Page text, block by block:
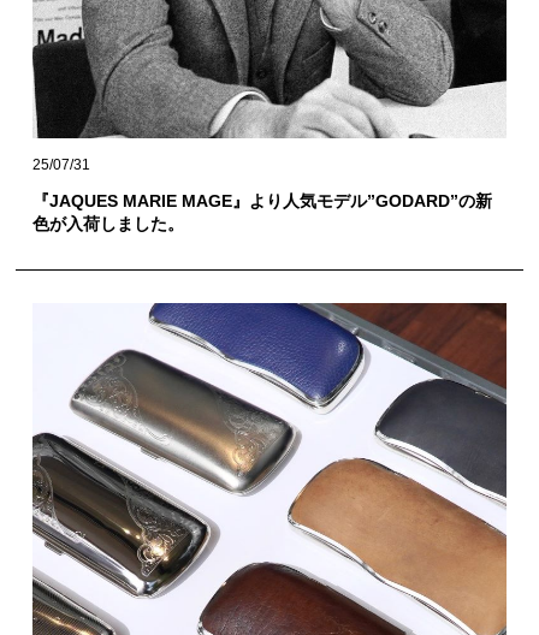
25/07/31
『JAQUES MARIE MAGE』より人気モデル”GODARD”の新
色が入荷しました。